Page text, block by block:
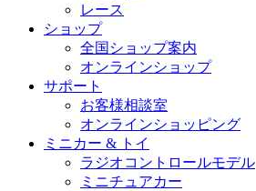
レース
ショップ
全国ショップ案内
オンラインショップ
サポート
お客様相談室
オンラインショッピング
ミニカー & トイ
ラジオコントロールモデル
ミニチュアカー